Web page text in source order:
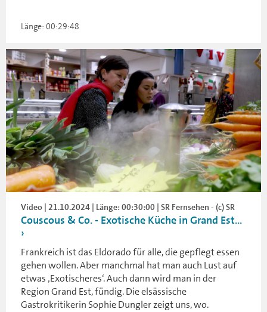
Länge: 00:29:48
Video | 21.10.2024 | Länge: 00:30:00 | SR Fernsehen - (c) SR
Couscous & Co. - Exotische Küche in Grand Est...
Frankreich ist das Eldorado für alle, die gepflegt essen
gehen wollen. Aber manchmal hat man auch Lust auf
etwas ‚Exotischeres‘. Auch dann wird man in der
Region Grand Est, fündig. Die elsässische
Gastrokritikerin Sophie Dungler zeigt uns, wo.